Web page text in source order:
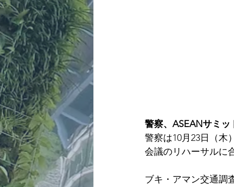
警察、ASEANサミ
警察は10月23日（木
会議のリハーサルに
ブキ・アマン交通調